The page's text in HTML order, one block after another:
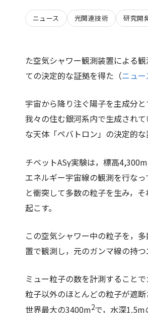
ニュース 光関連技術 研究開
た空気シャワー観測装置による
ての決定的な証拠を得た（ニュ
宇宙から降り注ぐ陽子を主成分
我々の住む銀河系内で生成され
な天体「ペバトロン」の決定的
チベットASγ実験は，標高
エネルギー宇宙線の観測を行な
と衝突して多数の粒子を生み，
起こす。
この空気シャワー中の粒子を，
置で観測し，元のガンマ線の持
ミュー粒子の数を計測すること
粒子以外のほとんどの粒子が遮
世界最大の3400m2で，水深